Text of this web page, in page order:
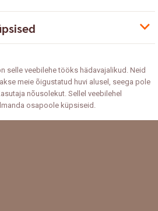
selle veebilehe tööks hädavajalikud. Neid
meie õigustatud huvi alusel, seega pole
nõusolekut. Sellel veebilehel
osapoole küpsiseid.